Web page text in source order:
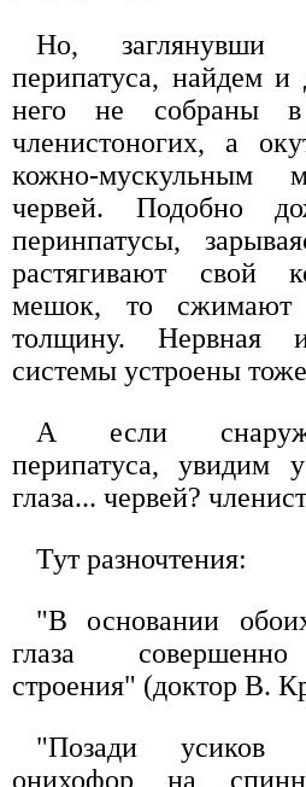
Но,
перипатуса, найдем
него не собраны
членистоногих, а
кожно-
червей. Подобно
перинпатусы,
растягивают свой
мешок, то сжимают
толщину. Нервная
системы устроены
А если
перипатуса, увидим
глаза... червей?
Тут разночтения:
"В основании
глаза совершенно
строения" (доктор В.
"Позади усиков
онихофор на